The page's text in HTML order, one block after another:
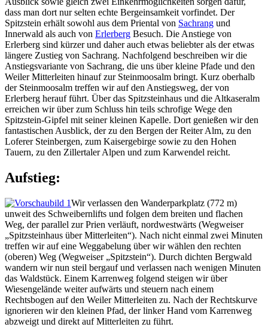
dass man dort nur selten echte Bergeinsamkeit vorfindet. Der
Spitzstein erhält sowohl aus dem Priental von Sachrang und
Innerwald als auch von Erlerberg Besuch. Die Anstiege von
Erlerberg sind kürzer und daher auch etwas beliebter als der etwas
längere Zustieg von Sachrang. Nachfolgend beschreiben wir die
Anstiegsvariante von Sachrang, die uns über kleine Pfade und den
Weiler Mitterleiten hinauf zur Steinmoosalm bringt. Kurz oberhalb
der Steinmoosalm treffen wir auf den Anstiegsweg, der von
Erlerberg herauf führt. Über das Spitzsteinhaus und die Altkaseralm
erreichen wir über zum Schluss hin teils schrofige Wege den
Spitzstein-Gipfel mit seiner kleinen Kapelle. Dort genießen wir den
fantastischen Ausblick, der zu den Bergen der Reiter Alm, zu den
Loferer Steinbergen, zum Kaisergebirge sowie zu den Hohen
Tauern, zu den Zillertaler Alpen und zum Karwendel reicht.
Aufstieg:
Wir verlassen den Wanderparkplatz (772 m)
unweit des Schweibernlifts und folgen dem breiten und flachen
Weg, der parallel zur Prien verläuft, nordwestwärts (Wegweiser
„Spitzsteinhaus über Mitterleiten“). Nach nicht einmal zwei Minuten
treffen wir auf eine Weggabelung über wir wählen den rechten
(oberen) Weg (Wegweiser „Spitzstein“). Durch dichten Bergwald
wandern wir nun steil bergauf und verlassen nach wenigen Minuten
das Waldstück. Einem Karrenweg folgend steigen wir über
Wiesengelände weiter aufwärts und steuern nach einem
Rechtsbogen auf den Weiler Mitterleiten zu. Nach der Rechtskurve
ignorieren wir den kleinen Pfad, der linker Hand vom Karrenweg
abzweigt und direkt auf Mitterleiten zu führt.